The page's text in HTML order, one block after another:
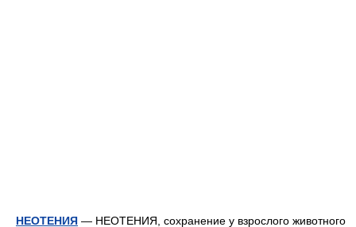
НЕОТЕНИЯ — НЕОТЕНИЯ, сохранение у взрослого животного